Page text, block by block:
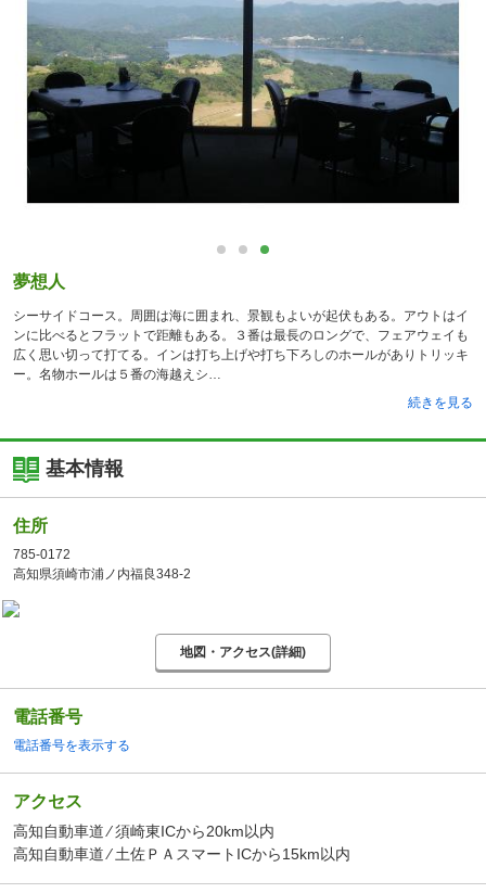
夢想人
シーサイドコース。周囲は海に囲まれ、景観もよいが起伏もある。アウトはイ
ンに比べるとフラットで距離もある。３番は最長のロングで、フェアウェイも
広く思い切って打てる。インは打ち上げや打ち下ろしのホールがありトリッキ
ー。名物ホールは５番の海越えシ
続きを見る
基本情報
住所
785-0172
高知県須崎市浦ノ内福良348-2
地図・アクセス(詳細)
電話番号
電話番号を表示する
アクセス
高知自動車道 ⁄ 須崎東ICから20km以内
高知自動車道 ⁄ 土佐ＰＡスマートICから15km以内